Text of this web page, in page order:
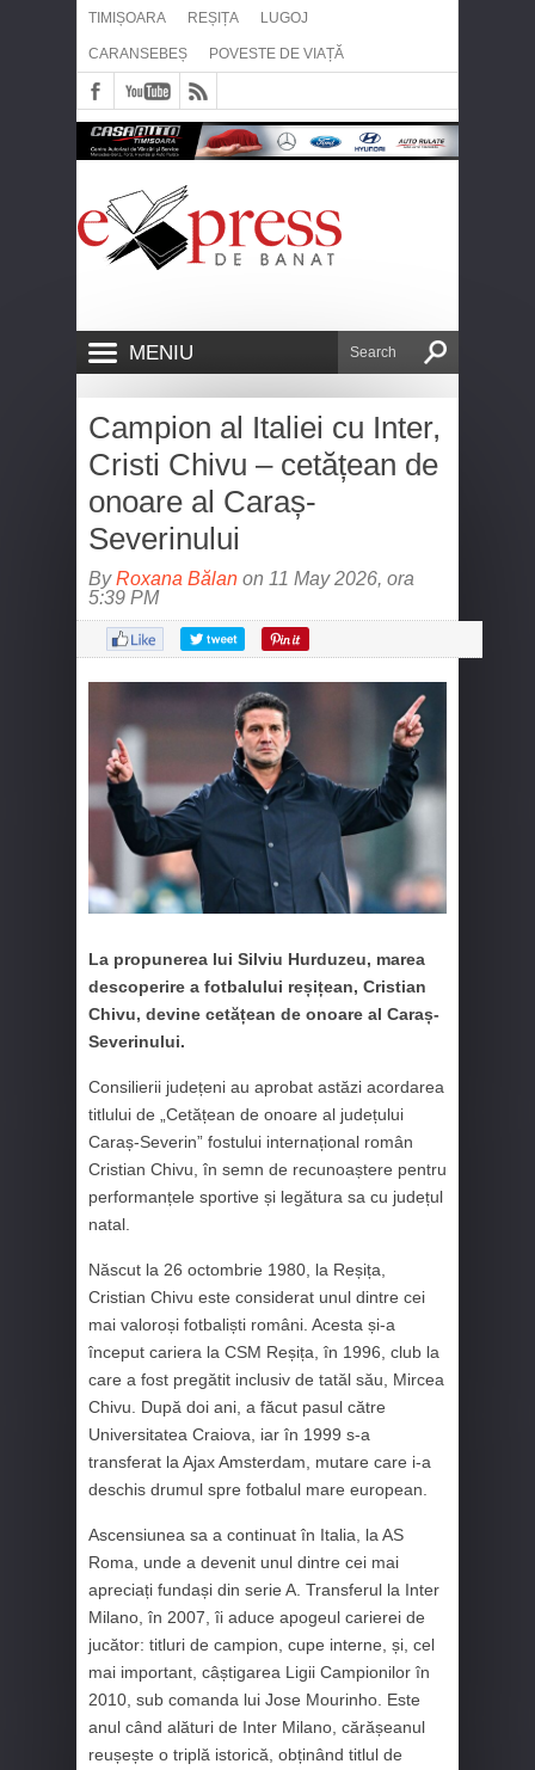
TIMIȘOARA REȘIȚA LUGOJ
CARANSEBEȘ POVESTE DE VIAȚĂ
MENIU
Campion al Italiei cu Inter,
Cristi Chivu – cetățean de
onoare al Caraș-
Severinului
ByRoxana Bălan on 11 May 2026, ora
5:39 PM
La propunerea lui Silviu Hurduzeu, marea
descoperire a fotbalului reșițean, Cristian
Chivu, devine cetățean de onoare al Caraș-
Severinului.
Consilierii județeni au aprobat astăzi acordarea
titlului de „Cetățean de onoare al județului
Caraș-Severin” fostului internațional român
Cristian Chivu, în semn de recunoaștere pentru
performanțele sportive și legătura sa cu județul
natal.
Născut la 26 octombrie 1980, la Reșița,
Cristian Chivu este considerat unul dintre cei
mai valoroși fotbaliști români. Acesta și-a
început cariera la CSM Reșița, în 1996, club la
care a fost pregătit inclusiv de tatăl său, Mircea
Chivu. După doi ani, a făcut pasul către
Universitatea Craiova, iar în 1999 s-a
transferat la Ajax Amsterdam, mutare care i-a
deschis drumul spre fotbalul mare european.
Ascensiunea sa a continuat în Italia, la AS
Roma, unde a devenit unul dintre cei mai
apreciați fundași din serie A. Transferul la Inter
Milano, în 2007, îi aduce apogeul carierei de
jucător: titluri de campion, cupe interne, și, cel
mai important, câștigarea Ligii Campionilor în
2010, sub comanda lui Jose Mourinho. Este
anul când alături de Inter Milano, cărășeanul
reușește o triplă istorică, obținând titlul de